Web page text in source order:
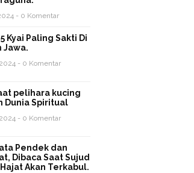
- 0 Komentar
Kyai Paling Sakti Di
Jawa.
- 0 Komentar
pelihara kucing
Dunia Spiritual
- 0 Komentar
Pendek dan
Dibaca Saat Sujud
Akan Terkabul.